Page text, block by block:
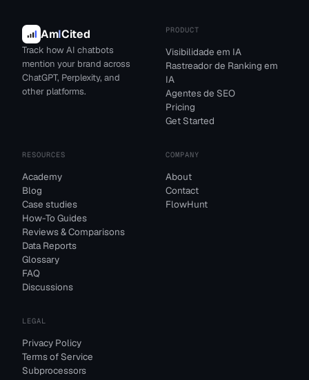
AmICited
Track how AI chatbots
mention your brand across
ChatGPT, Perplexity, and
other platforms.
PRODUCT
Visibilidade em IA
Rastreador de Ranking em
IA
Agentes de SEO
Pricing
Get Started
RESOURCES
Academy
Blog
Case studies
How-To Guides
Reviews & Comparisons
Data Reports
Glossary
FAQ
Discussions
COMPANY
About
Contact
FlowHunt
LEGAL
Privacy Policy
Terms of Service
Subprocessors